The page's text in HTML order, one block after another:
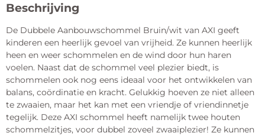
Beschrijving
De Dubbele Aanbouwschommel Bruin/wit van AXI geeft
kinderen een heerlijk gevoel van vrijheid. Ze kunnen heerlijk
heen en weer schommelen en de wind door hun haren
voelen. Naast dat de schommel veel plezier biedt, is
schommelen ook nog eens ideaal voor het ontwikkelen van
balans, coördinatie en kracht. Gelukkig hoeven ze niet alleen
te zwaaien, maar het kan met een vriendje of vriendinnetje
tegelijk. Deze AXI schommel heeft namelijk twee houten
schommelzitjes, voor dubbel zoveel zwaaiplezier! Ze kunnen